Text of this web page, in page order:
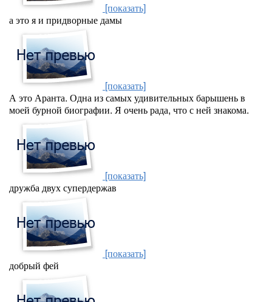
[показать]
а это я и придворные дамы
[показать]
А это Аранта. Одна из самых удивительных барышень в
моей бурной биографии. Я очень рада, что с ней знакома.
[показать]
дружба двух супердержав
[показать]
добрый фей